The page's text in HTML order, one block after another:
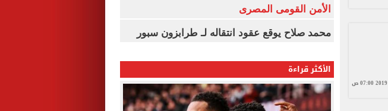
الأمن القومى المصرى
محمد صلاح يوقع عقود انتقاله لـ طرابزون سبور
الأكثر قراءة